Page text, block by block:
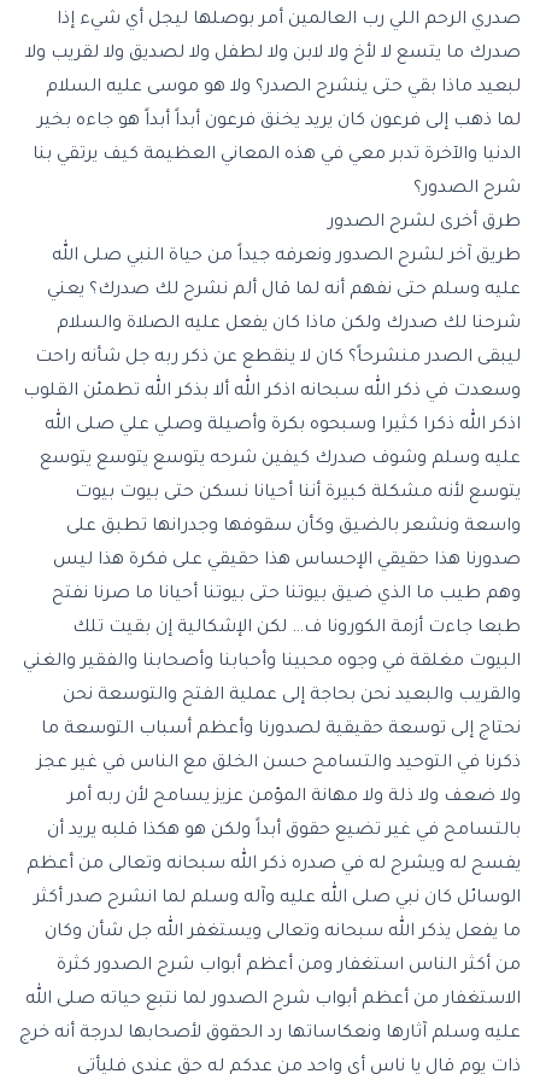
صدري الرحم اللي رب العالمين أمر بوصلها ليجل أي شيء إذا
صدرك ما يتسع لا لأخ ولا لابن ولا لطفل ولا لصديق ولا لقريب ولا
لبعيد ماذا بقي حتى ينشرح الصدر؟ ولا هو موسى عليه السلام
لما ذهب إلى فرعون كان يريد يخنق فرعون أبداً أبداً هو جاءه بخير
الدنيا والآخرة تدبر معي في هذه المعاني العظيمة كيف يرتقي بنا
شرح الصدور؟
طرق أخرى لشرح الصدور
طريق آخر لشرح الصدور ونعرفه جيداً من حياة النبي صلى الله
عليه وسلم حتى نفهم أنه لما قال ألم نشرح لك صدرك؟ يعني
شرحنا لك صدرك ولكن ماذا كان يفعل عليه الصلاة والسلام
ليبقى الصدر منشرحاً؟ كان لا ينقطع عن ذكر ربه جل شأنه راحت
وسعدت في ذكر الله سبحانه اذكر الله ألا بذكر الله تطمئن القلوب
اذكر الله ذكرا كثيرا وسبحوه بكرة وأصيلة وصلي علي صلى الله
عليه وسلم وشوف صدرك كيفين شرحه يتوسع يتوسع يتوسع
يتوسع لأنه مشكلة كبيرة أننا أحيانا نسكن حتى بيوت بيوت
واسعة ونشعر بالضيق وكأن سقوفها وجدرانها تطبق على
صدورنا هذا حقيقي الإحساس هذا حقيقي على فكرة هذا ليس
وهم طيب ما الذي ضيق بيوتنا حتى بيوتنا أحيانا ما صرنا نفتح
طبعا جاءت أزمة الكورونا ف… لكن الإشكالية إن بقيت تلك
البيوت مغلقة في وجوه محبينا وأحبابنا وأصحابنا والفقير والغني
والقريب والبعيد نحن بحاجة إلى عملية الفتح والتوسعة نحن
نحتاج إلى توسعة حقيقية لصدورنا وأعظم أسباب التوسعة ما
ذكرنا في التوحيد والتسامح حسن الخلق مع الناس في غير عجز
ولا ضعف ولا ذلة ولا مهانة المؤمن عزيز يسامح لأن ربه أمر
بالتسامح في غير تضيع حقوق أبداً ولكن هو هكذا قلبه يريد أن
يفسح له ويشرح له في صدره ذكر الله سبحانه وتعالى من أعظم
الوسائل كان نبي صلى الله عليه وآله وسلم لما انشرح صدر أكثر
ما يفعل يذكر الله سبحانه وتعالى ويستغفر الله جل شأن وكان
من أكثر الناس استغفار ومن أعظم أبواب شرح الصدور كثرة
الاستغفار من أعظم أبواب شرح الصدور لما نتبع حياته صلى الله
عليه وسلم آثارها ونعكاساتها رد الحقوق لأصحابها لدرجة أنه خرج
ذات يوم قال يا ناس أي واحد من عدكم له حق عندي فليأتي